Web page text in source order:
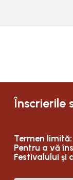
Înscrierile
Termen
Pentru a vă
Festivalului și